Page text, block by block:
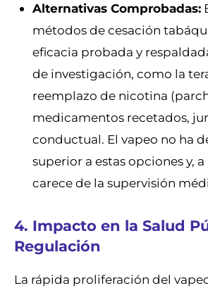
Alternativas Comprobadas:
métodos de cesación
eficacia probada y
de investigación, como la
reemplazo de nicotina
medicamentos recetados,
conductual. El vapeo no ha
superior a estas opciones y,
carece de la supervisión
4. Impacto en la Salud
Regulación
La rápida proliferación del